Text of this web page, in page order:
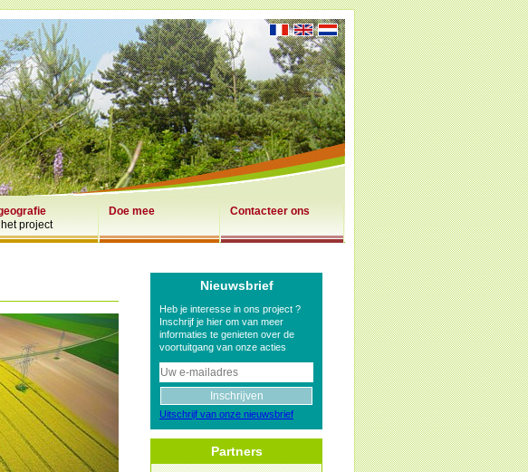
project
Doe mee Contacteer ons
Nieuwsbrief
Heb je interesse in ons project ?
Inschrijf je hier om van meer
informaties te genieten over de
voortuitgang van onze acties
Uitschrijf van onze nieuwsbrief
Partners